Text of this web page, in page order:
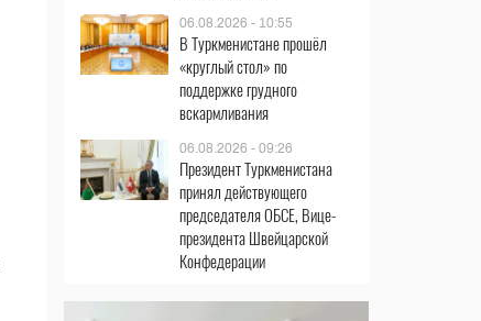
06.08.2026 - 10:55
В Туркменистане прошёл
«круглый стол» по
поддержке грудного
вскармливания
06.08.2026 - 09:26
Президент Туркменистана
принял действующего
председателя ОБСЕ, Вице-
президента Швейцарской
Конфедерации